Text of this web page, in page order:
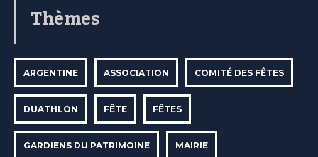
Thèmes
ARGENTINE ASSOCIATION COMITÉ DES FÊTES
DUATHLON FÊTE FÊTES
GARDIENS DU PATRIMOINE MAIRIE